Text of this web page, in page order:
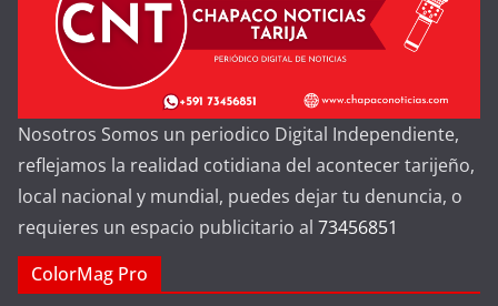
Nosotros Somos un periodico Digital Independiente,
reflejamos la realidad cotidiana del acontecer tarijeño,
local nacional y mundial, puedes dejar tu denuncia, o
requieres un espacio publicitario al 73456851
ColorMag Pro